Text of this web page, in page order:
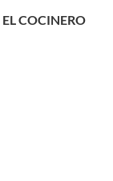
EL COCINERO